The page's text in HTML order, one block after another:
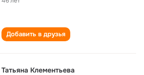
Добавить в друзья
Татьяна Клементьева